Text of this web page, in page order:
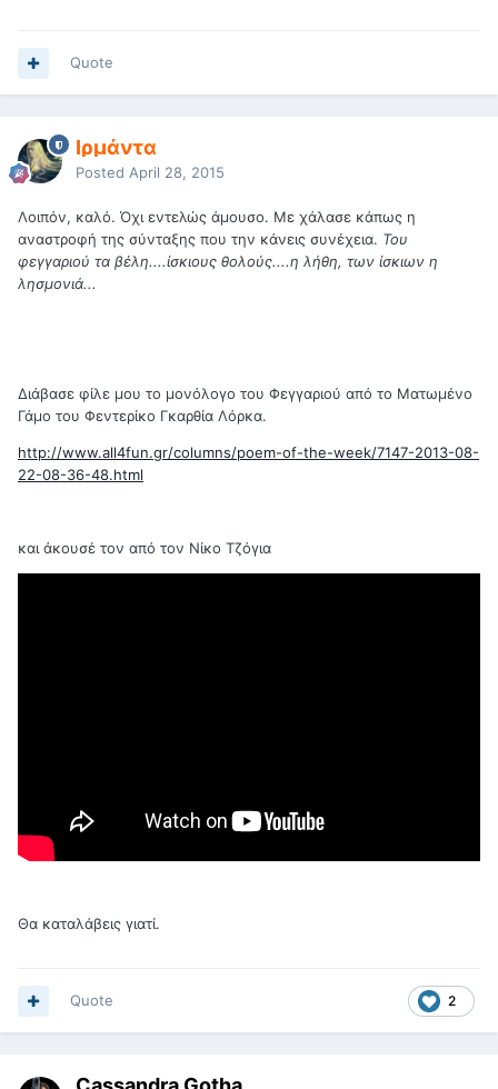
Quote
Ιρμάντα
Posted April 28, 2015
Λοιπόν, καλό. Όχι εντελώς άμουσο. Με χάλασε κάπως η
αναστροφή της σύνταξης που την κάνεις συνέχεια. Του
φεγγαριού τα βέλη....ίσκιους θολούς....η λήθη, των ίσκιων η
λησμονιά...
Διάβασε φίλε μου το μονόλογο του Φεγγαριού από το Ματωμένο
Γάμο του Φεντερίκο Γκαρθία Λόρκα.
http://www.all4fun.gr/columns/poem-of-the-week/7147-2013-08-
22-08-36-48.html
και άκουσέ τον από τον Νίκο Τζόγια
Θα καταλάβεις γιατί.
2
Quote